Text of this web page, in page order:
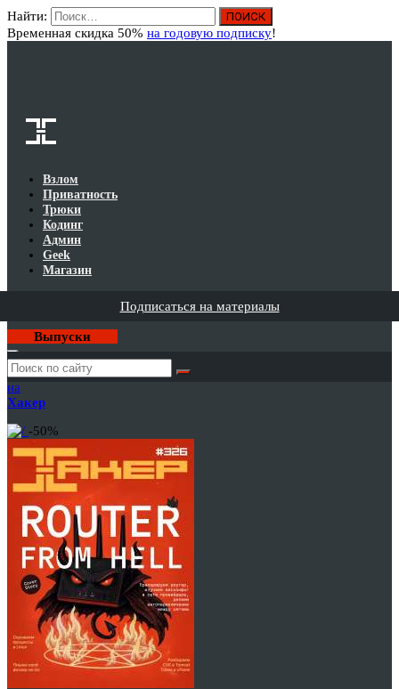
Найти:
Временная скидка 50% на годовую подписку!
Взлом
Приватность
Трюки
Кодинг
Админ
Geek
Магазин
Подписаться на материалы
Выпуски
Годовая
подписка
на
Хакер
-50%